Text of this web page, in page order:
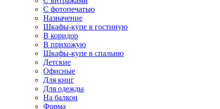
С фотопечатью
Назначение
Шкафы-купе в гостиную
В коридор
В прихожую
Шкафы-купе в спальню
Детские
Офисные
Для книг
Для одежды
На балкон
Форма